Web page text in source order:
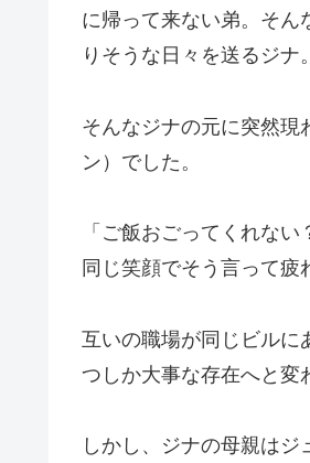
に帰って来ない弟。そ
りそうな日々を送るジナ。
そんなジナの元に突然現
ン）でした。
「ご飯おごってくれな
同じ笑顔でそう言って疲
互いの職場が同じビルに
つしか大事な存在へと変
しかし、ジナの母親はジ